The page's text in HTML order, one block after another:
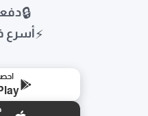
🔒
⚡أسرع